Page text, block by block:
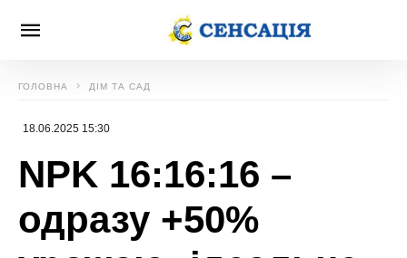
ГОЛОВНА ДІМ ТА САД
18.06.2025 15:30
NPK 16:16:16 –
одразу +50%